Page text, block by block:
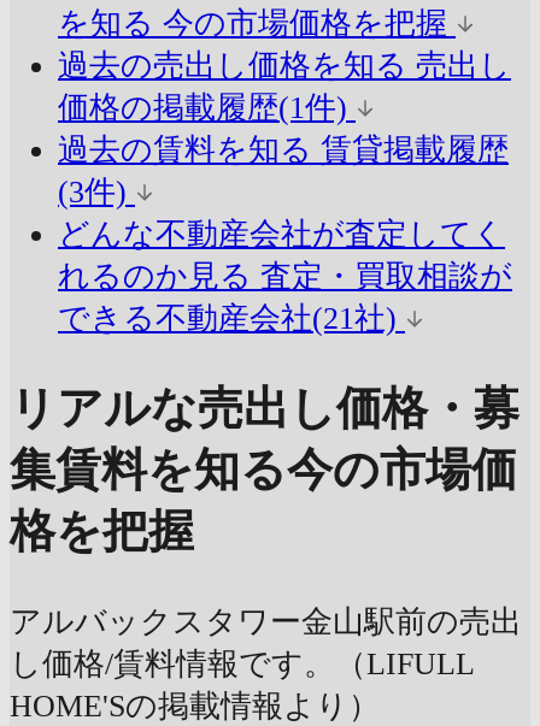
を知る 今の市場価格を把握
過去の売出し価格を知る 売出し
価格の掲載履歴(1件)
過去の賃料を知る 賃貸掲載履歴
(3件)
どんな不動産会社が査定してく
れるのか見る 査定・買取相談が
できる不動産会社(21社)
リアルな売出し価格・募
集賃料を知る今の市場価
格を把握
アルバックスタワー金山駅前の売出
し価格/賃料情報です。（LIFULL
HOME'Sの掲載情報より）